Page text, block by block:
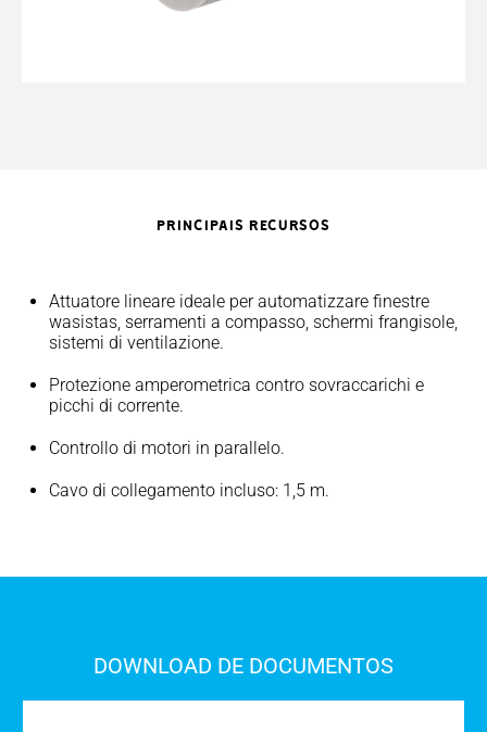
PRINCIPAIS RECURSOS
Attuatore lineare ideale per automatizzare finestre
wasistas, serramenti a compasso, schermi frangisole,
sistemi di ventilazione.
Protezione amperometrica contro sovraccarichi e
picchi di corrente.
Controllo di motori in parallelo.
Cavo di collegamento incluso: 1,5 m.
DOWNLOAD DE DOCUMENTOS